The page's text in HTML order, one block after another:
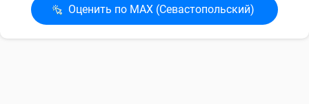
Оценить по MAX (Севасто­польский)